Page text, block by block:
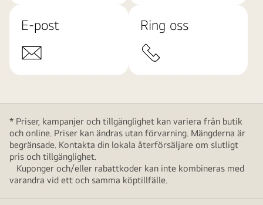
E-post Ring oss
* Priser, kampanjer och tillgänglighet kan variera från butik
och online. Priser kan ändras utan förvarning. Mängderna är
begränsade. Kontakta din lokala återförsäljare om slutligt
pris och tillgänglighet.
Kuponger och/eller rabattkoder kan inte kombineras med
varandra vid ett och samma köptillfälle.